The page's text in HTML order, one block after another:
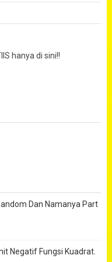
hanya di sini!!
Dan Namanya Part
Negatif Fungsi Kuadrat.